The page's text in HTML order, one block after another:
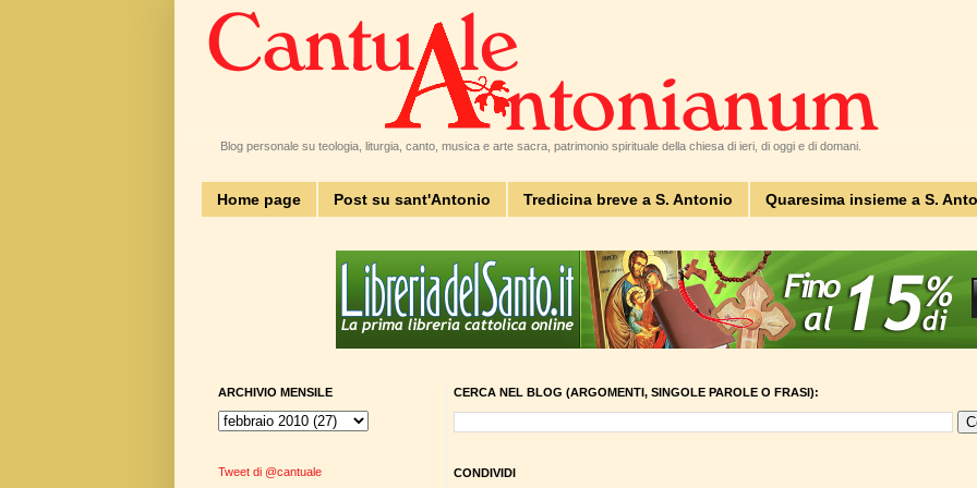
Blog personale su teologia, liturgia, canto, musica e arte sacra, patrimonio spirituale della chiesa di ieri, di oggi e di domani.
Home page Post su sant'Antonio Tredicina breve a S. Antonio Quaresima insieme a S.
CERCA NEL BLOG (ARGOMENTI, SINGOLE PAROLE O FRASI):
CONDIVIDI
ARCHIVIO MENSILE
Tweet di @cantuale